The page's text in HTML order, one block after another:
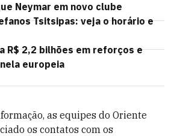
Neymar em novo clube
Tsitsipas: veja o horário e
R$ 2,2 bilhões em reforços e
europeia
as equipes do Oriente
os contatos com os